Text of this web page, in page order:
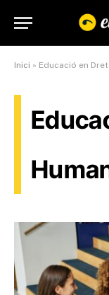
Inici » Educació en